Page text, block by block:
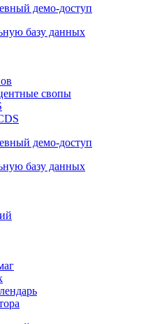
демо-доступ
базу данных
свопы
демо-доступ
базу данных